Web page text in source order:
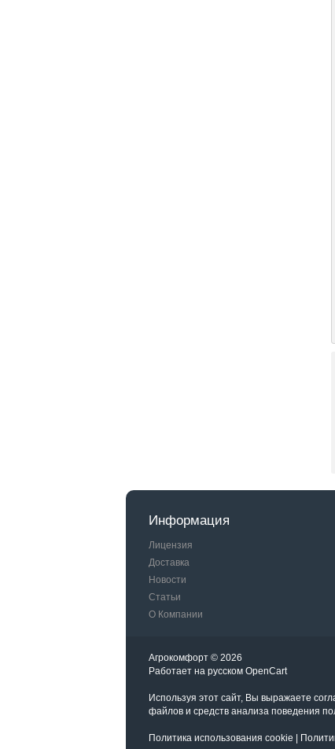
Информация
Лицензия
Доставка
Новости
Статьи
О Компании
Агрокомфорт © 2026
Работает на русском OpenCart
Используя этот сайт, Вы выражаете
файлов и средств анализа поведения
Политика использования cookie